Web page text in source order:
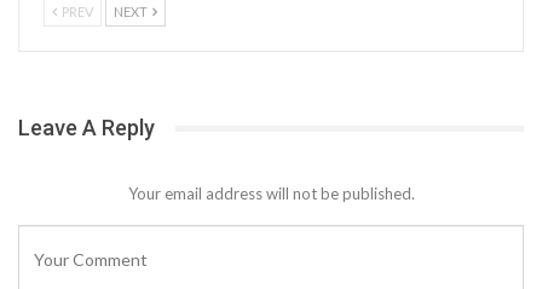
PREV NEXT
Leave A Reply
Your email address will not be published.